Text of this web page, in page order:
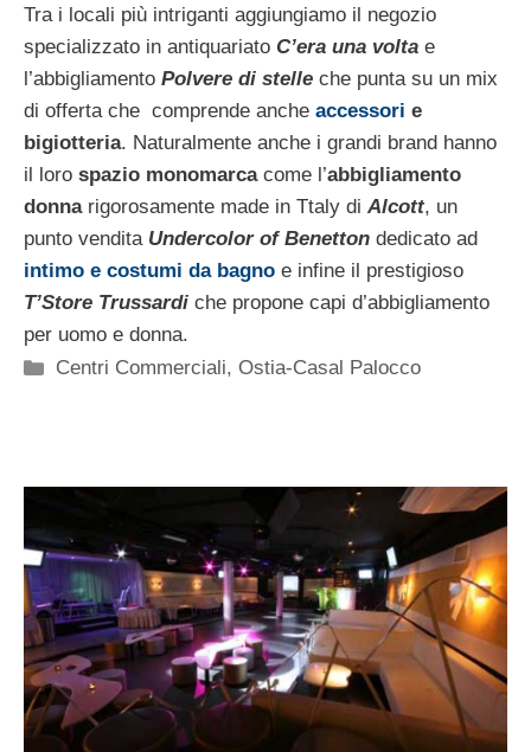
Tra i locali più intriganti aggiungiamo il negozio
specializzato in antiquariato C’era una volta e
l’abbigliamento Polvere di stelle che punta su un mix
di offerta che comprende anche accessori e
bigiotteria. Naturalmente anche i grandi brand hanno
il loro spazio monomarcacome l’abbigliamento
donnarigorosamente made in Ttaly di Alcott, un
punto vendita Undercolor of Benetton dedicato ad
intimo e costumi da bagno e infine il prestigioso
T’Store Trussardi che propone capi d’abbigliamento
per uomo e donna.
Categorie
Centri Commerciali,Ostia-Casal Palocco